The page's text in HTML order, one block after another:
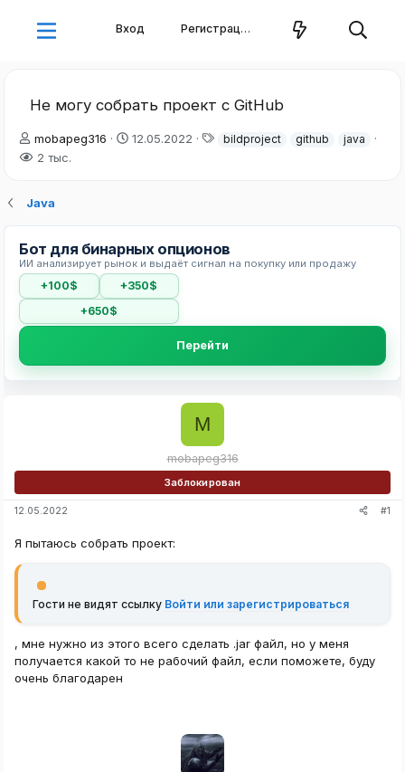
Вход Регистрация
Не могу собрать проект с GitHub
А
в
р
м
ы
mobapeg316
Д
а
л
а
12.05.2022
Тbildproject github java
2 тыс.
Java
Бот для бинарных опционов
ИИ анализирует рынок и выдаёт сигнал на покупку или продажу
+100$
+350$
+650$
Перейти
mobapeg316
M
Заблокирован
12.05.2022 #1
Я пытаюсь собрать проект:
Гости не видят ссылку Войти или зарегистрироваться
, мне нужно из этого всего сделать .jar файл, но у меня
получается какой то не рабочий файл, если поможете, буду
очень благодарен